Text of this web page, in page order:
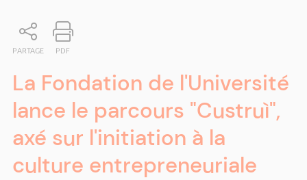
PARTAGE PDF
La Fondation de l'Université
lance le parcours "Custruì",
axé sur l'initiation à la
culture entrepreneuriale